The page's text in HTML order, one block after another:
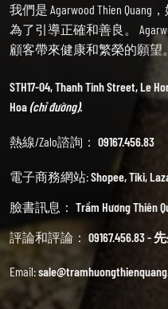
我們是 Agarwood Thien
為了引導正確和善良。
顧客帶來健康和繁榮的願望。
STH17-04, Thanh Tinh Street, Le
Hoa(chỉ đường).
熱線/Zalo諮詢： 09167.456.83
電子商務網站:Shopee,Tiki,
臉書訊息： Trầm Hương Thiên
評論和評論： 09167.456.83 -
Email: